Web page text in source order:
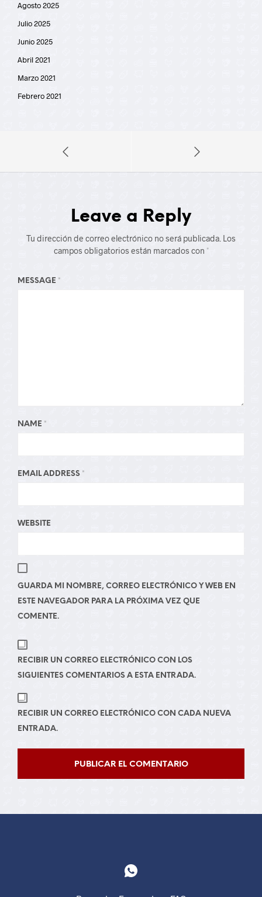
Agosto 2025
Julio 2025
Junio 2025
Abril 2021
Marzo 2021
Febrero 2021
Leave a Reply
Tu dirección de correo electrónico no será publicada. Los
campos obligatorios están marcados con *
MESSAGE *
NAME *
EMAIL ADDRESS *
WEBSITE
GUARDA MI NOMBRE, CORREO ELECTRÓNICO Y WEB EN
ESTE NAVEGADOR PARA LA PRÓXIMA VEZ QUE
COMENTE.
RECIBIR UN CORREO ELECTRÓNICO CON LOS
SIGUIENTES COMENTARIOS A ESTA ENTRADA.
RECIBIR UN CORREO ELECTRÓNICO CON CADA NUEVA
ENTRADA.